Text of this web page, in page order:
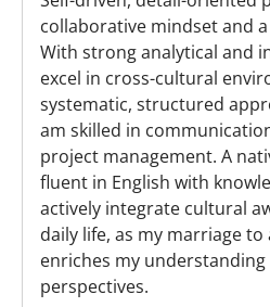
collaborative mindset and
With strong analytical and
excel in cross-cultural
systematic, structured
am skilled in
project management. A
fluent in English with
actively integrate cultural
daily life, as my marriage
enriches my
perspectives.